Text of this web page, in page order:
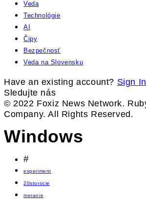
Veda
Technológie
AI
Čipy
Bezpečnosť
Veda na Slovensku
Have an existing account? Sign In
Sledujte nás
© 2022 Foxiz News Network.
Company. All Rights Reserved.
Windows
#
experiment
20storocie
meranie